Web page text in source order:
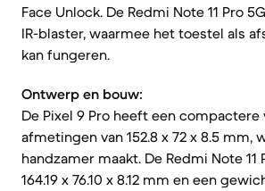
Face Unlock. De Redmi Note 11 Pro
IR-blaster, waarmee het toestel als
kan fungeren.
Ontwerp en bouw:
De Pixel 9 Pro heeft een
afmetingen van 152.8 x 72 x 8.5 mm,
handzamer maakt. De Redmi Note 11
164.19 x 76.10 x 8.12 mm en een